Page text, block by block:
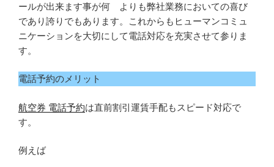
ールが出来ます事が何 よりも弊社業務においての喜び
であり誇りでもあります。これからもヒューマンコミュ
ニケーションを大切にして電話対応を充実させて参りま
す。
電話予約のメリット
航空券 電話予約は直前割引運賃手配もスピード対応で
す。
例えば